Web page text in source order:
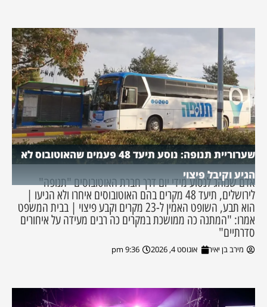
שערוריית תנופה: נוסע תיעד 48 פעמים שהאוטובוס לא
הגיע וקיבל פיצוי
אדם שנוהג לנסוע מידי יום דרך חברת האוטובוסים "תנופה"
לירושלים, תיעד 48 מקרים בהם האוטובוסים איחרו ולא הגיעו |
הוא תבע, השופט האמין ל-23 מקרים וקבע פיצוי | בבית המשפט
אמרו: "המתנה כה ממושכת במקרים כה רבים מעידה על איחורים
סדרתיים"
מירב בן יאיר אוגוסט 4, 2026 9:36 pm